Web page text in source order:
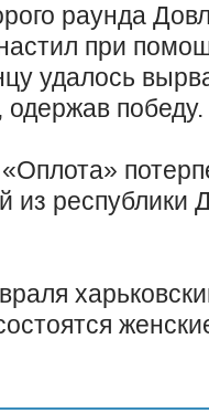
раунда
при
удалось
одержав победу.
из республики